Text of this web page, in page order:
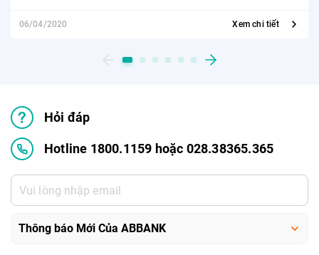
06/04/2020 Xem chi tiết
Hỏi đáp
Hotline 1800.1159 hoặc 028.38365.365